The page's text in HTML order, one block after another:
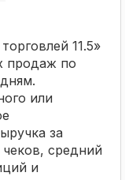
11.5»
продаж по
или
за
средний
и